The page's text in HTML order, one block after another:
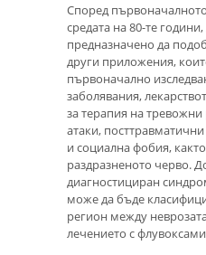
Според
средата на 80-те
предназначено да
други приложения,
първоначално
заболявания,
за терапия на тревожни
атаки,
и социална фобия,
раздразненото черво.
диагностициран
може да бъде
регион между
лечението с